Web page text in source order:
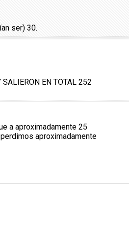
ser) 30.
SALIERON EN TOTAL 252
a aproximadamente 25
aproximadamente